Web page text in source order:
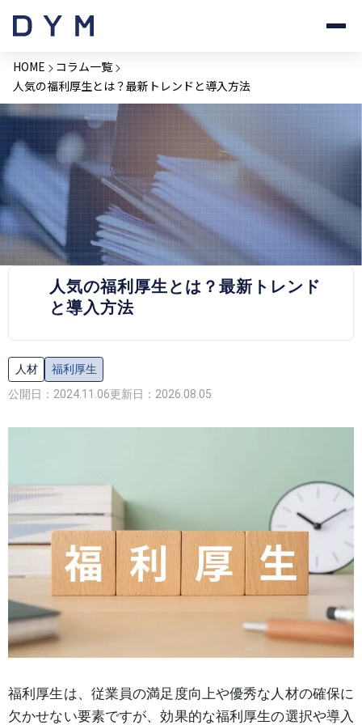
HOME
コラム一覧
人気の福利厚生とは？最新トレンドと導入方法
PRESS RELEASE
人気の福利厚生とは？最新トレンド
と導入方法
人材
福利厚生
公開日：2024.11.06更新日：2026.08.05
福利厚生は、従業員の満足度向上や優秀な人材の確保に
欠かせない要素ですが、効果的な福利厚生の選択や導入